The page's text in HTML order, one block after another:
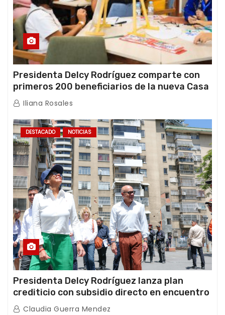
Presidenta Delcy Rodríguez comparte con
primeros 200 beneficiarios de la nueva Casa
de los Abuelos “La Primavera” en Caracas
Iliana Rosales
DESTACADO NOTICIAS
Presidenta Delcy Rodríguez lanza plan
crediticio con subsidio directo en encuentro
con Juntas de Condominio
Claudia Guerra Mendez